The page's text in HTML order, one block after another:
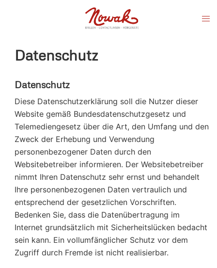
Datenschutz
Datenschutz
Diese Datenschutzerklärung soll die Nutzer dieser
Website gemäß Bundesdatenschutzgesetz und
Telemediengesetz über die Art, den Umfang und den
Zweck der Erhebung und Verwendung
personenbezogener Daten durch den
Websitebetreiber informieren. Der Websitebetreiber
nimmt Ihren Datenschutz sehr ernst und behandelt
Ihre personenbezogenen Daten vertraulich und
entsprechend der gesetzlichen Vorschriften.
Bedenken Sie, dass die Datenübertragung im
Internet grundsätzlich mit Sicherheitslücken bedacht
sein kann. Ein vollumfänglicher Schutz vor dem
Zugriff durch Fremde ist nicht realisierbar.